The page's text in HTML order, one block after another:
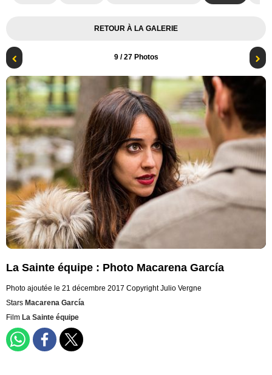
RETOUR À LA GALERIE
9/ 27 Photos
La Sainte équipe : Photo Macarena García
Photo ajoutée le 21 décembre 2017 Copyright Julio Vergne
Stars Macarena García
Film La Sainte équipe